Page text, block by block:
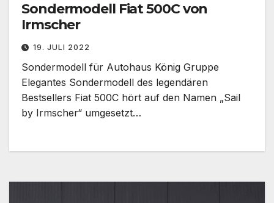
Sondermodell Fiat 500C von
Irmscher
19. JULI 2022
Sondermodell für Autohaus König Gruppe
Elegantes Sondermodell des legendären
Bestsellers Fiat 500C hört auf den Namen „Sail
by Irmscher“ umgesetzt…